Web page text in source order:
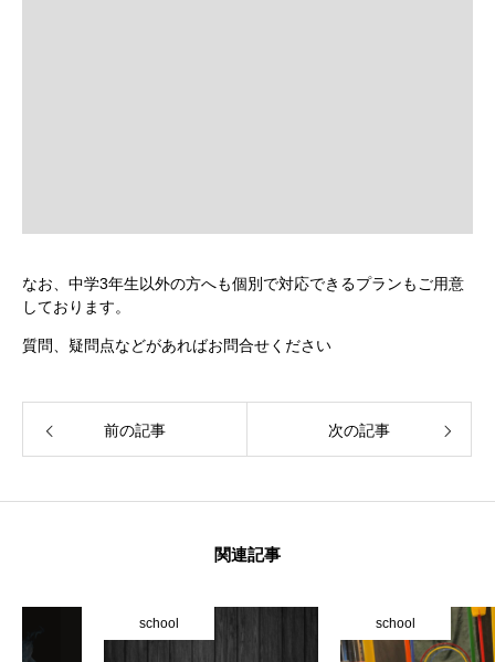
なお、中学3年生以外の方へも個別で対応できるプランもご用意
しております。
質問、疑問点などがあればお問合せください
前の記事 次の記事
関連記事